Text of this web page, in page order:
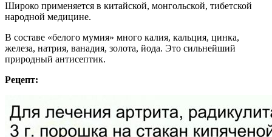
Широко применяется в китайской, монгольской, тибетской
народной медицине.
В составе «белого мумия» много калия, кальция, цинка,
железа, натрия, ванадия, золота, йода. Это сильнейший
природный антисептик.
Рецепт: